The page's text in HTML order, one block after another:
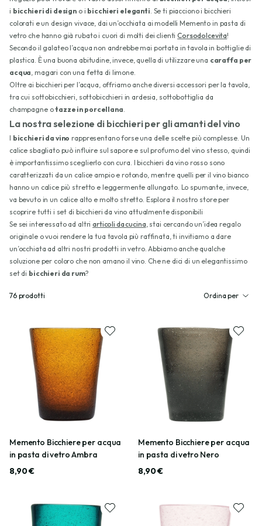
i bicchieri di design o i bicchieri eleganti . Se ti piacciono i bicchieri
colorati e un design vivace, dai un’occhiata ai modelli Memento in pasta di
vetro che hanno già rubato i cuori di molti dei clientiCorsodolcevita!
Secondo il galateo l’acqua non andrebbe mai portata in tavola in bottiglie di
plastica. È una buona abitudine, invece, quella di utilizzare una caraffa per
acqua , magari con una fetta di limone.
Oltre ai bicchieri per l’acqua, offriamo anche diversi accessori per la tavola,
tra cui sottobicchieri, sottobicchieri in ardesia, sottobottiglia da
champagne otazze in porcellana
La nostra selezione di bicchieri per gli amanti del vino
I bicchieri da vino rappresentano forse una delle scelte più complesse. Un
calice sbagliato può influire sul sapore e sul profumo del vino stesso, quindi
è importantissimo sceglierlo con cura. I bicchieri da vino rosso sono
caratterizzati da un calice ampio e rotondo, mentre quelli per il vino bianco
hanno un calice più stretto e leggermente allungato. Lo spumante, invece,
va bevuto in un calice alto e molto stretto. Esplora il nostro store per
scoprire tutti i set di bicchieri da vino attualmente disponibili
Se sei interessato ad altriarticoli da cucina, stai cercando un’idea regalo
originale o vuoi rendere la tua tavola più raffinata, ti invitiamo a dare
un’occhiata ad altri nostri prodotti in vetro. Abbiamo anche qualche
soluzione per coloro che non amano il vino. Che ne dici di un elegantissimo
set di bicchieri da rum?
76 prodotti Ordina per
Memento Bicchiere per acqua
in pasta di vetro Ambra
8,90 €
Memento Bicchiere per acqua
in pasta di vetro Nero
8,90 €